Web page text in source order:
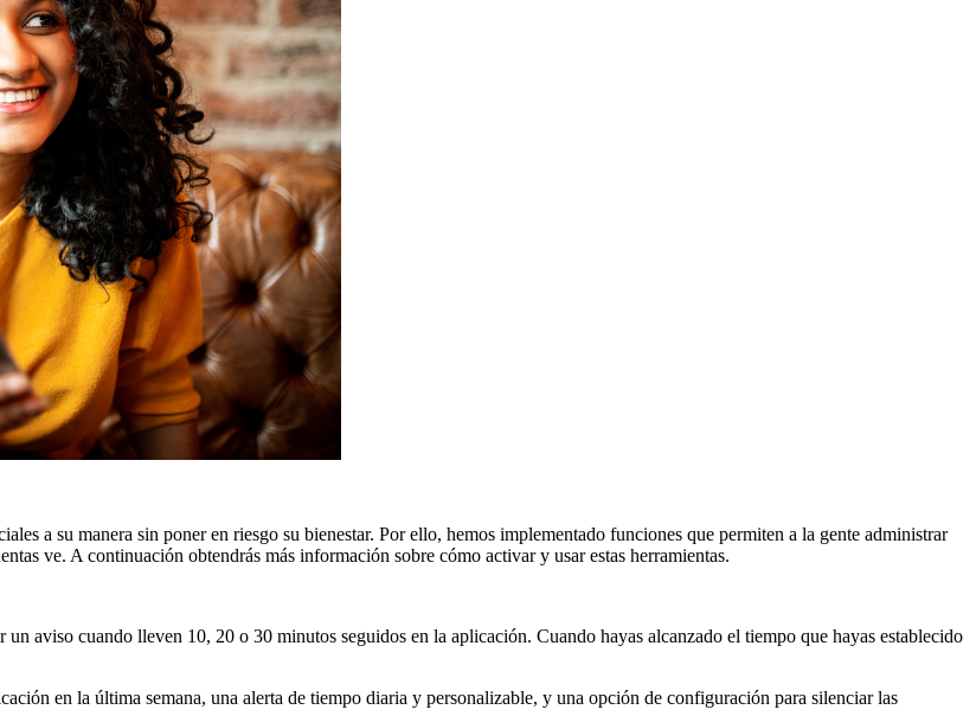
a su manera sin poner en riesgo su bienestar. Por ello, hemos implementado funciones que permiten a la gente administrar
ve. A continuación obtendrás más información sobre cómo activar y usar estas herramientas.
aviso cuando lleven 10, 20 o 30 minutos seguidos en la aplicación. Cuando hayas alcanzado el tiempo que hayas establecido
en la última semana, una alerta de tiempo diaria y personalizable, y una opción de configuración para silenciar las